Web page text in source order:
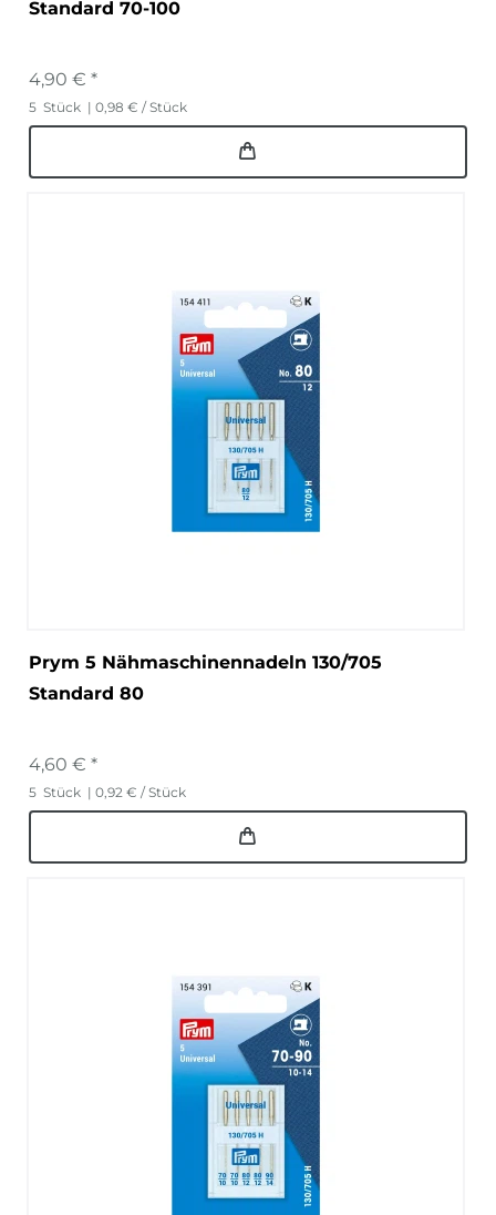
Standard 70-100
4,90 € *
5 Stück | 0,98 € / Stück
Prym 5 Nähmaschinennadeln 130/705
Standard 80
4,60 € *
5 Stück | 0,92 € / Stück